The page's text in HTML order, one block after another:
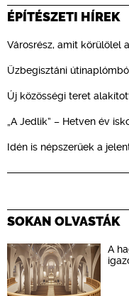
ÉPÍTÉSZETI HÍREK
Városrész, amit körülölel
Üzbegisztáni
Új közösségi teret
„A Jedlik” – Hetven év
Idén is népszerűek a
SOKAN OLVASTÁK
A